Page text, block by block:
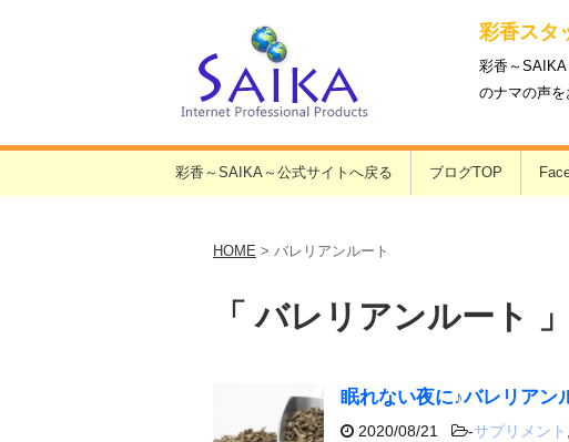
彩香スタ
彩香～
のナマの声を
彩香～SAIKA～公式サイトへ戻る ブログTOP
HOME > バレリアンルート
「 バレリアンルート
眠れない夜に♪バレリアン
2020/08/21 -サプリメント